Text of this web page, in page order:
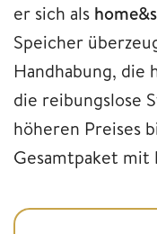
er sich als
Speicher
Handhabung, die
die reibungslose
höheren Preises
Gesamtpaket